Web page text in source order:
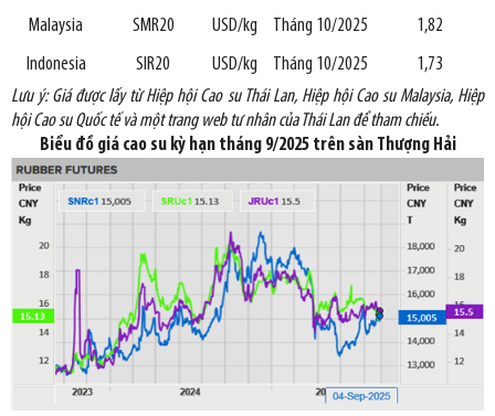
Malaysia
SMR20 USD/kg Tháng 10/2025 1,82
Indonesia SIR20 USD/kg Tháng 10/2025
1,73
Lưu ý: Giá được lấy từ Hiệp hội Caosu Thái Lan, Hiệp hội Cao su Malaysia, Hiệp
hội Cao su Quốc tế và một trang web tư nhân của Thái Lan để tham chiếu.
Biểu đồ giá cao su kỳ hạn tháng 9/2025 trên sàn Thượng Hải